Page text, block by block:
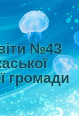
№43
громади